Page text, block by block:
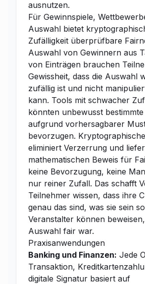
ausnutzen.
Für Gewinnspiele,
Auswahl bietet
Zufälligkeit überprüfbare
Auswahl von Gewinnern aus
von Einträgen brauchen
Gewissheit, dass die Auswahl
zufällig ist und nicht
kann. Tools mit schwacher
könnten unbewusst bestimmte
aufgrund vorhersagbarer
bevorzugen.
eliminiert Verzerrung und
mathematischen Beweis für
keine Bevorzugung, keine
nur reiner Zufall. Das schafft
Teilnehmer wissen, dass ihre
genau das sind, was sie sein
Veranstalter können
Auswahl fair war.
Praxisanwendungen
Banking und Finanzen: Jede
Transaktion,
digitale Signatur basiert auf